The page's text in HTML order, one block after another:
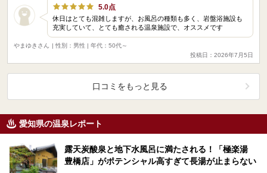
5.0点
休日はとても混雑しますが、お風呂の種類も多く、岩盤浴施設も
充実していて、とても癒される温泉施設で、オススメです
やまゆきさん
| 性別：男性 | 年代：50代～
投稿日：2026年7月5日
口コミをもっと見る
愛知県の温泉レポート
露天炭酸泉と地下水風呂に満たされる！「極楽湯
豊橋店」がポテンシャル高すぎて長湯が止まらない